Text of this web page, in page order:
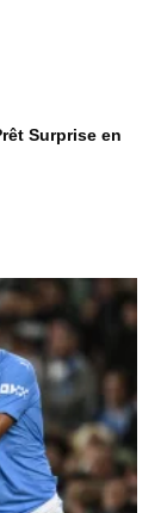
Surprise en